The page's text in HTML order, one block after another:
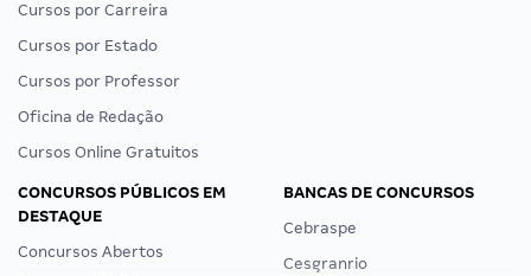
Cursos por Carreira
Cursos por Estado
Cursos por Professor
Oficina de Redação
Cursos Online Gratuitos
CONCURSOS PÚBLICOS EM
DESTAQUE
Concursos Abertos
BANCAS DE CONCURSOS
Cebraspe
Cesgranrio